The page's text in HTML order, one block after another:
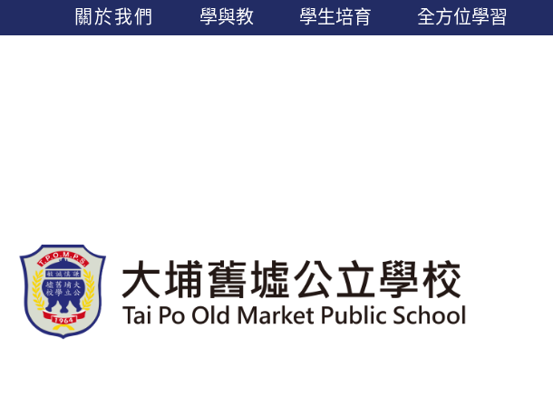
關於我們 學與教 學生培育 全方位學習